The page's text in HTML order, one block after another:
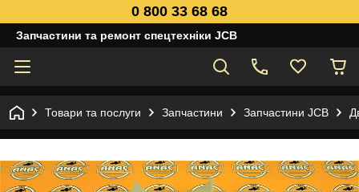
0 800 33 68 68
Запчастини та ремонт спецтехніки JCB
Товари та послуги Запчастини Запчастини JCB